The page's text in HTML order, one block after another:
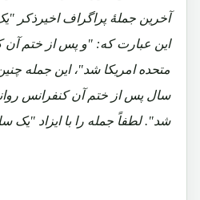
آخرین جملۀ پراگراف اخیرذکر
این عبارت که: "و پس از ختم آن
متحده امریکا شد"، این جمله
سال پس از ختم آن کنفرانس
شد". لطفاً جمله را با ایزاد "یک